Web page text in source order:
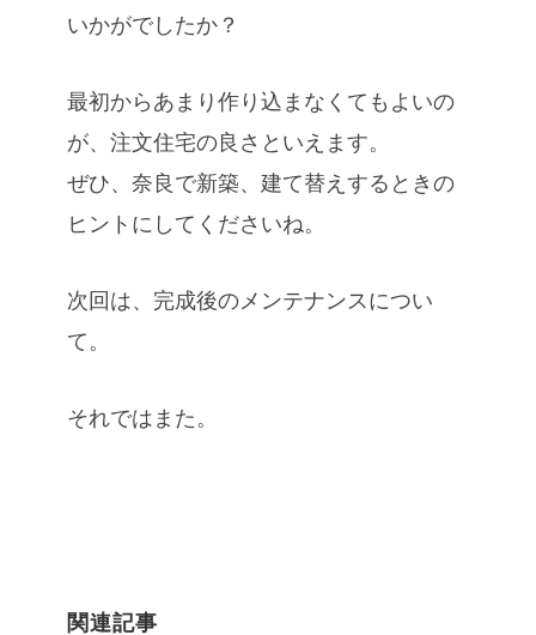
いかがでしたか？
最初からあまり作り込まなくてもよいの
が、注文住宅の良さといえます。
ぜひ、奈良で新築、建て替えするときの
ヒントにしてくださいね。
次回は、完成後のメンテナンスについ
て。
それではまた。
関連記事